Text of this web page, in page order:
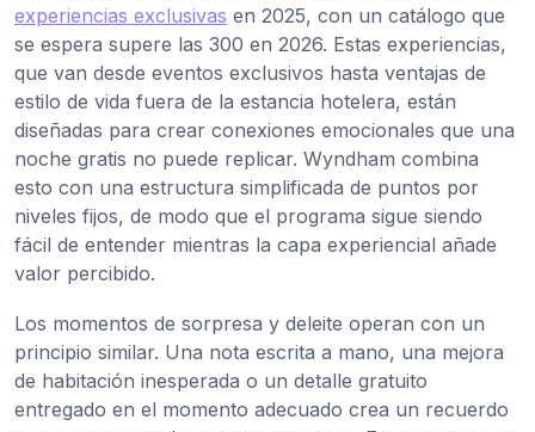
experiencias exclusivas en 2025, con un catálogo que
se espera supere las 300 en 2026. Estas experiencias,
que van desde eventos exclusivos hasta ventajas de
estilo de vida fuera de la estancia hotelera, están
diseñadas para crear conexiones emocionales que una
noche gratis no puede replicar. Wyndham combina
esto con una estructura simplificada de puntos por
niveles fijos, de modo que el programa sigue siendo
fácil de entender mientras la capa experiencial añade
valor percibido.
Los momentos de sorpresa y deleite operan con un
principio similar. Una nota escrita a mano, una mejora
de habitación inesperada o un detalle gratuito
entregado en el momento adecuado crea un recuerdo